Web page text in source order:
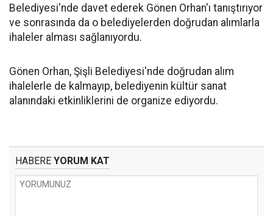
Belediyesi'nde davet ederek Gönen Orhan'ı tanıştırıyor
ve sonrasında da o belediyelerden doğrudan alımlarla
ihaleler alması sağlanıyordu.
Gönen Orhan, Şişli Belediyesi'nde doğrudan alım
ihalelerle de kalmayıp, belediyenin kültür sanat
alanındaki etkinliklerini de organize ediyordu.
HABERE YORUM KAT